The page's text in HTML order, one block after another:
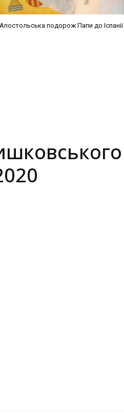
Апостольська подорож Папи до Іспанії